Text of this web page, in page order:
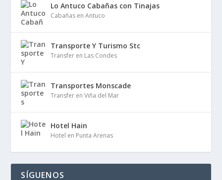
Lo Antuco Cabañas con Tinajas
Cabañas en Antuco
Transporte Y Turismo Stc
Transfer en Las Condes
Transportes Monscade
Transfer en Viña del Mar
Hotel Hain
Hotel en Punta Arenas
SÍGUENOS